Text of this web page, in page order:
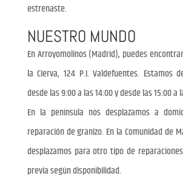
estrenaste.
NUESTRO MUNDO
En Arroyomolinos (Madrid), puedes
la Cierva, 124 P.I. Valdefuentes. Estamos
desde las 9:00 a las 14:00 y desde las 15:00 a
En la península nos desplazamos a
reparación de granizo. En la Comunidad de
desplazamos para otro tipo de
previa según disponibilidad.